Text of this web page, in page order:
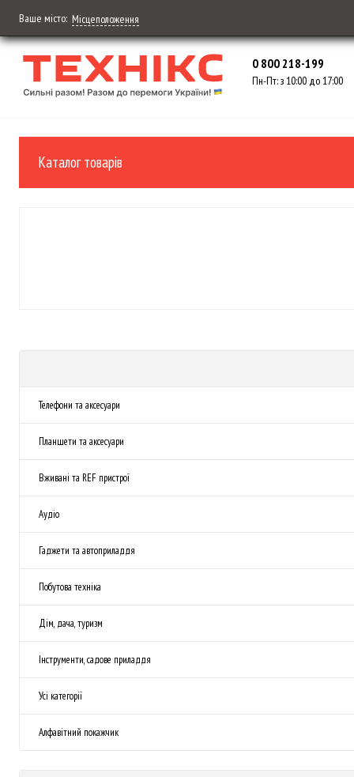
Ваше місто: Місцеположення
0 800 218-199
Пн-Пт: з 10:00 до 17:00
Каталог товарів
Телефони та аксесуари
Планшети та аксесуари
Вживані та REF пристрої
Аудіо
Гаджети та автоприладдя
Побутова техніка
Дім, дача, туризм
Інструменти, садове приладдя
Усі категорії
Алфавітний покажчик